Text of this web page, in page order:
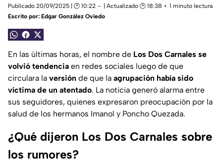
Publicado 20/09/2025 | 🕑 10:22 | Actualizado 🕑 18:38
1 minuto lectura
Escrito por: Edgar González Oviedo
En las últimas horas, el nombre de Los Dos Carnales se
volvió tendencia en redes sociales luego de que
circulara la versión de que la agrupación había sido
víctima de un atentado. La noticia generó alarma entre
sus seguidores, quienes expresaron preocupación por la
salud de los hermanos Imanol y Poncho Quezada.
¿Qué dijeron Los Dos Carnales sobre
los rumores?